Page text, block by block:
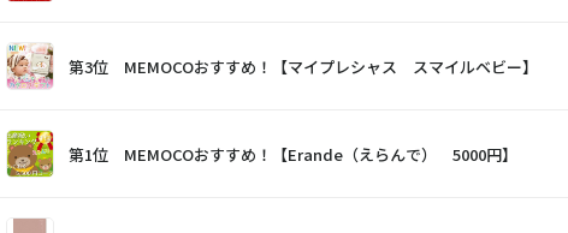
第3位 MEMOCOおすすめ！【マイプレシャス スマイルベビー】
第1位 MEMOCOおすすめ！【Erande（えらんで） 5000円】